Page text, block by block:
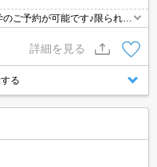
ご予約が可能です♪限られた
るようにお手伝いさせてい
詳細を見る
る